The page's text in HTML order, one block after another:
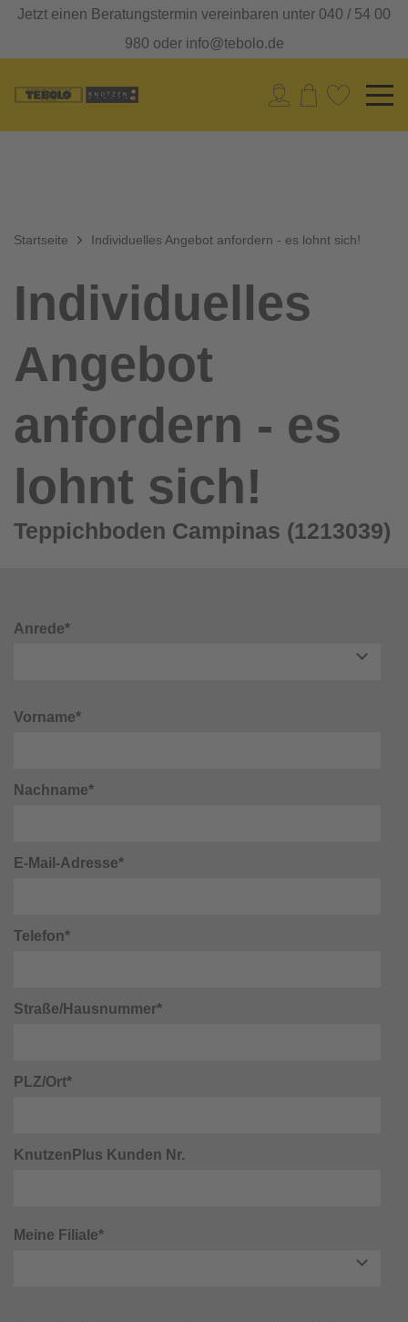
Jetzt einen Beratungstermin vereinbaren unter 040 / 54 00
980 oder info@tebolo.de
Startseite Individuelles Angebot anfordern - es lohnt sich!
Individuelles
Angebot
anfordern - es
lohnt sich!
Teppichboden Campinas (1213039)
Anrede*
Vorname*
Nachname*
E-Mail-Adresse*
Telefon*
Straße/Hausnummer*
PLZ/Ort*
KnutzenPlus Kunden Nr.
Meine Filiale*